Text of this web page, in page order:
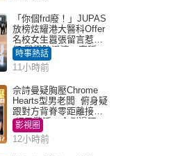
「你個frd廢！」JUPAS
放榜炫耀港大醫科Offer
名校女生囂張留言惹眾
怒 醫學院澄清：宣稱
「40.5分獲錄取」不符事
實｜Juicy叮
時事熱話
11小時前
佘詩曼疑胸壓Chrome
Hearts型男老闆 俯身疑
跟對方背脊零距離接觸
網民驚呼：企側邊唔
得？
影視圈
12小時前